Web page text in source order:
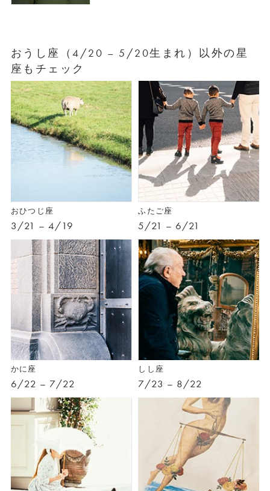
おうし座（4/20 – 5/20生まれ）以外の星
座もチェック
おひつじ座
3/21 – 4/19
ふたご座
5/21 – 6/21
かに座
6/22 – 7/22
しし座
7/23 – 8/22